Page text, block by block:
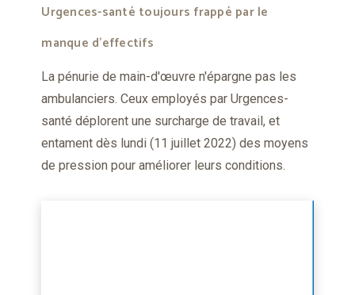
Urgences-santé toujours frappé par le
manque d’effectifs
La pénurie de main-d'œuvre n'épargne pas les
ambulanciers. Ceux employés par Urgences-
santé déplorent une surcharge de travail, et
entament dès lundi (11 juillet 2022) des moyens
de pression pour améliorer leurs conditions.